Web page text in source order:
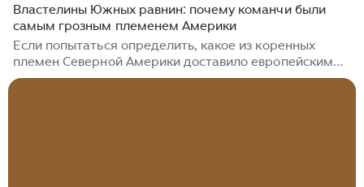
Властелины Южных равнин: почему команчи были
самым грозным племенем Америки
Если попытаться определить, какое из коренных
племен Северной Америки доставило европейским
колонизаторам, а затем и американскому